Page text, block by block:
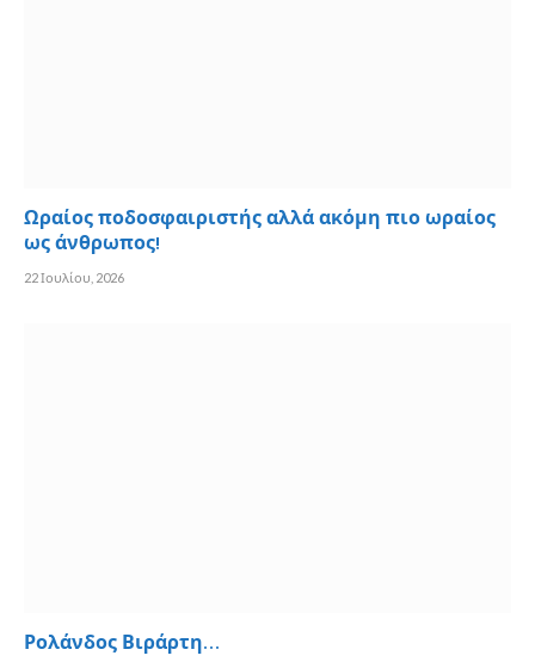
Ωραίος ποδοσφαιριστής αλλά ακόμη πιο ωραίος
ως άνθρωπος!
22 Ιουλίου, 2026
Ρολάνδος Βιράρτη…